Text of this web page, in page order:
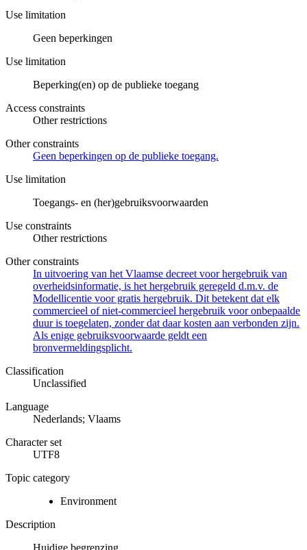
Use limitation
Geen beperkingen
Use limitation
Beperking(en) op de publieke toegang
Access constraints
Other restrictions
Other constraints
Geen beperkingen op de publieke toegang.
Use limitation
Toegangs- en (her)gebruiksvoorwaarden
Use constraints
Other restrictions
Other constraints
In uitvoering van het Vlaamse decreet voor hergebruik van
overheidsinformatie, is het hergebruik geregeld d.m.v. de
Modellicentie voor gratis hergebruik. Dit betekent dat elk
commercieel of niet-commercieel hergebruik voor onbepaalde
duur is toegelaten, zonder dat daar kosten aan verbonden zijn.
Als enige gebruiksvoorwaarde geldt een
bronvermeldingsplicht.
Classification
Unclassified
Language
Nederlands; Vlaams
Character set
UTF8
Topic category
Environment
Description